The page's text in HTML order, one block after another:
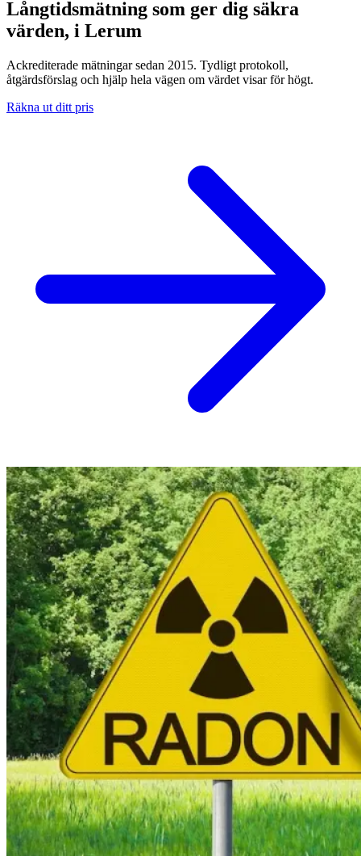
Långtidsmätning som ger dig säkra
värden, i Lerum
Ackrediterade mätningar sedan 2015. Tydligt protokoll,
åtgärdsförslag och hjälp hela vägen om värdet visar för högt.
Räkna ut ditt pris